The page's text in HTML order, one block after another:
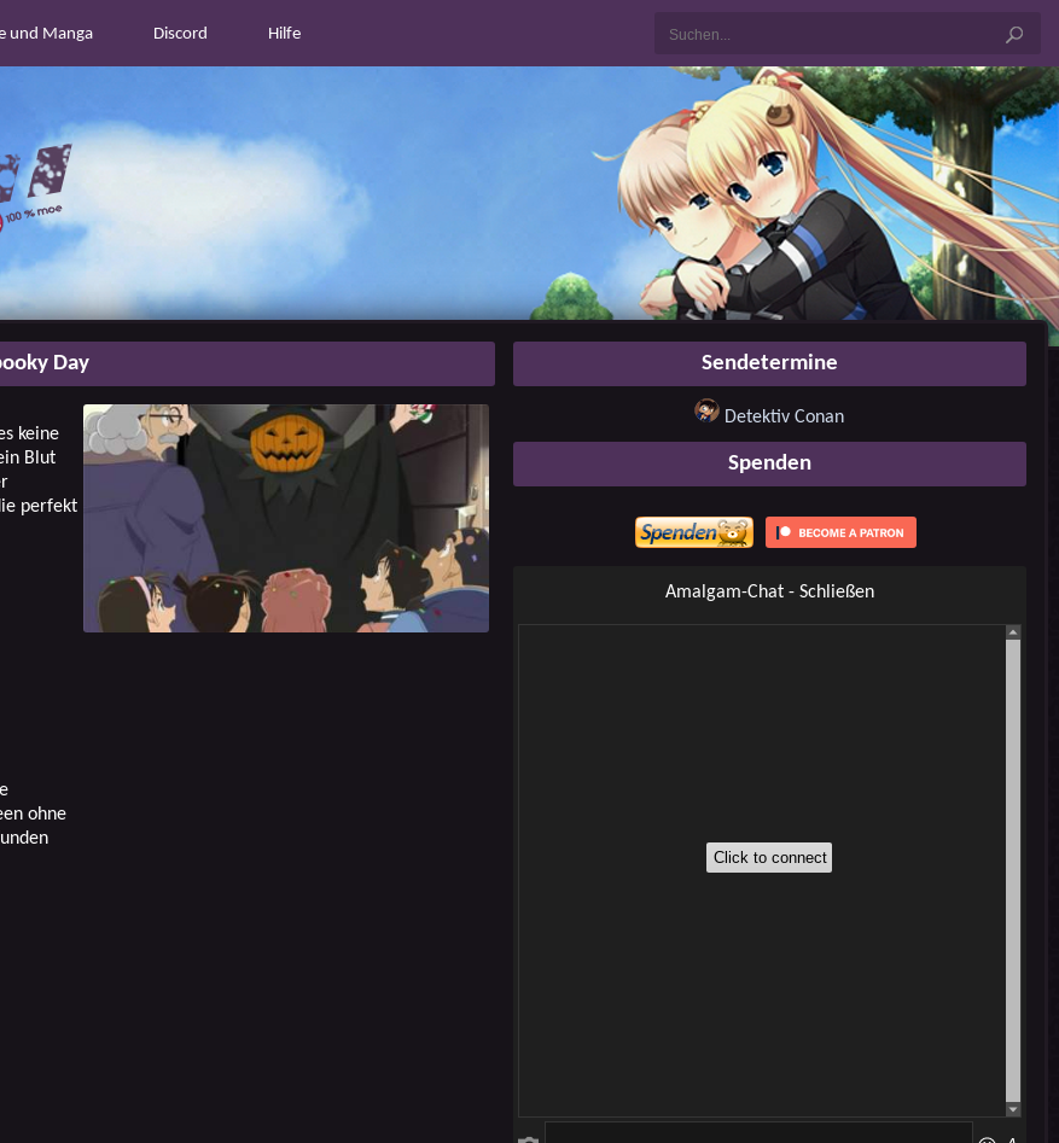
und Manga Discord Hilfe
Day
keine
Blut
perfekt
ohne
Sendetermine
Detektiv Conan
Spenden
Amalgam-Chat - Schließen